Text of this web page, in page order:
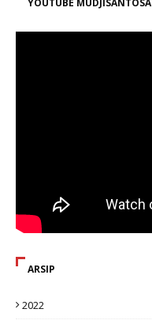
YOUTUBE MUDJISANTOSA
ARSIP
2022